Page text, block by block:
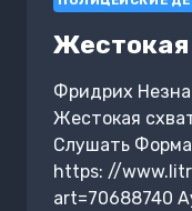
Жестокая
Фридрих
Жестокая
Слушать
https: //
art=70688740